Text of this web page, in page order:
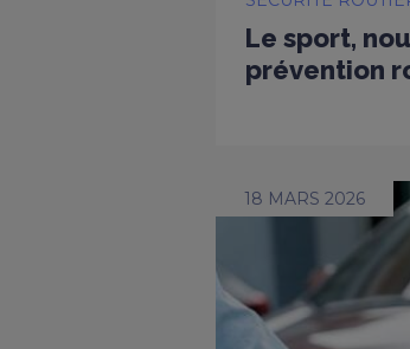
Le sport,
prévention
18 MARS 2026